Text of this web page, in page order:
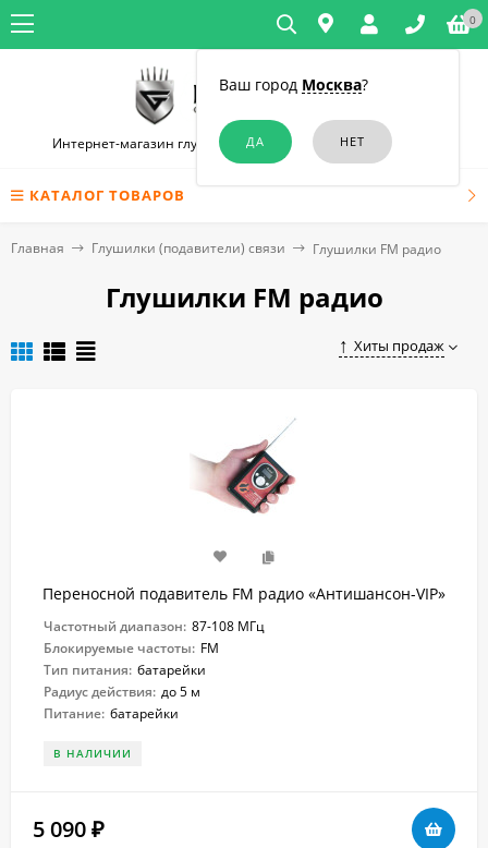
Ваш город Москва?
0
Интернет-магазин глушилок связи и диктофонов в Москве
КАТАЛОГ ТОВАРОВ
Главная Глушилки (подавители) связи Глушилки FM радио
Глушилки FM радио
Хиты продаж
Переносной подавитель FM радио «Антишансон-VIP»
Частотный диапазон: 87-108 МГц
Блокируемые частоты: FM
Тип питания: батарейки
Радиус действия: до 5 м
Питание: батарейки
В НАЛИЧИИ
5 090 ₽